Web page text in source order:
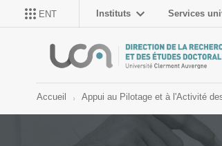
ENT Instituts Services
Accueil Appui au Pilotage et à l'Activité